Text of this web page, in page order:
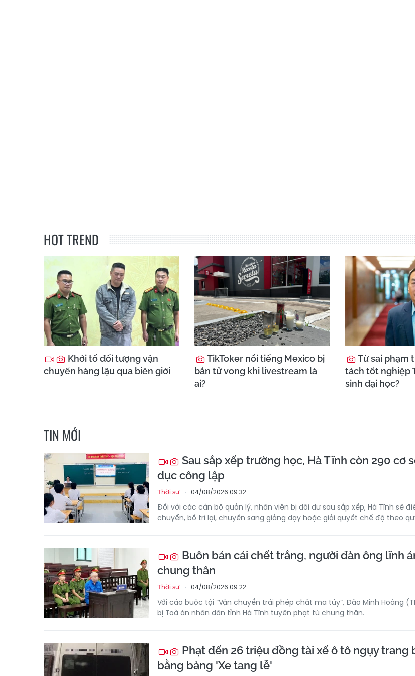
HOT TREND
Khởi tố đối tượng vận
chuyển hàng lậu qua biên giới
TikToker nổi tiếng Mexico bị
bắn tử vong khi livestream là
ai?
Từ sai phạm
tách tốt nghiệp
sinh đại học?
TIN MỚI
Sau sắp xếp trường học, Hà Tĩnh còn 290 cơ
dục công lập
Thời sự 04/08/2026 09:32
Đối với các cán bộ quản lý, nhân viên bị dôi dư sau sắp xếp, Hà Tĩnh sẽ
chuyển, bố trí lại, chuyển sang giảng dạy hoặc giải quyết chế độ theo
Buôn bán cái chết trắng, người đàn ông lĩnh
chung thân
Thời sự 04/08/2026 09:22
Với cáo buộc tội “Vận chuyển trái phép chất ma túy”, Đào Minh Hoàng
bị Toà án nhân dân tỉnh Hà Tĩnh tuyên phạt tù chung thân.
Phạt đến 26 triệu đồng tài xế ô tô ngụy trang
bằng bảng 'Xe tang lễ'